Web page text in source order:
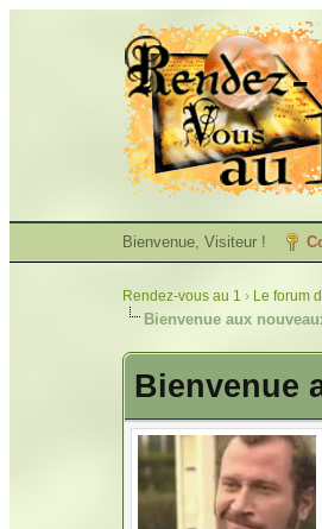
Bienvenue, Visiteur !
Rendez-vous au 1 › Le forum
Bienvenue aux
Bienvenue